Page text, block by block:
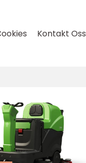
Kontakt Oss